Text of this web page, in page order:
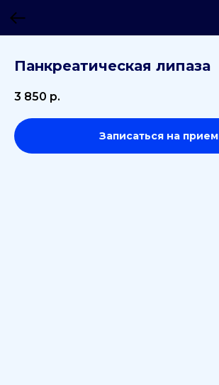
Панкреатическая липаза
3 850 р.
Записаться на прием